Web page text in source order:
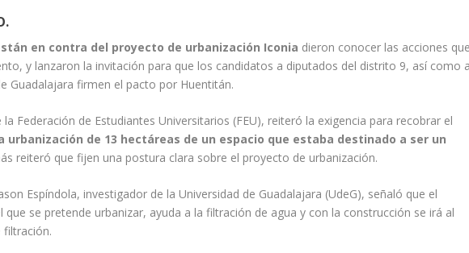
en contra del proyecto de urbanización Iconia dieron conocer las acciones que
y lanzaron la invitación para que los candidatos a diputados del distrito 9, así como a
Guadalajara firmen el pacto por Huentitán.
la Federación de Estudiantes Universitarios (FEU), reiteró la exigencia para recobrar el
urbanización de 13 hectáreas de un espacio que estaba destinado a ser un
reiteró que fijen una postura clara sobre el proyecto de urbanización.
Espíndola, investigador de la Universidad de Guadalajara (UdeG), señaló que el
que se pretende urbanizar, ayuda a la filtración de agua y con la construcción se irá al
filtración.